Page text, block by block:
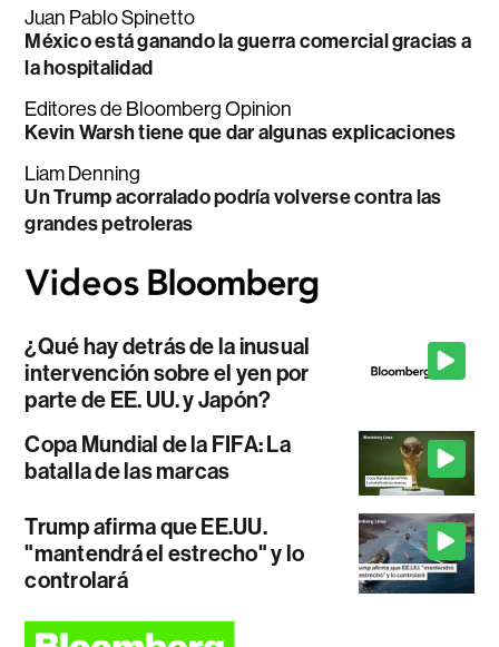
Juan Pablo Spinetto
México está ganando la guerra comercial gracias a
la hospitalidad
Editores de Bloomberg Opinion
Kevin Warsh tiene que dar algunas explicaciones
Liam Denning
Un Trump acorralado podría volverse contra las
grandes petroleras
¿Qué hay detrás de la inusual
intervención sobre el yen por
parte de EE. UU. y Japón?
Copa Mundial de la FIFA: La
batalla de las marcas
Trump afirma que EE.UU.
"mantendrá el estrecho" y lo
controlará